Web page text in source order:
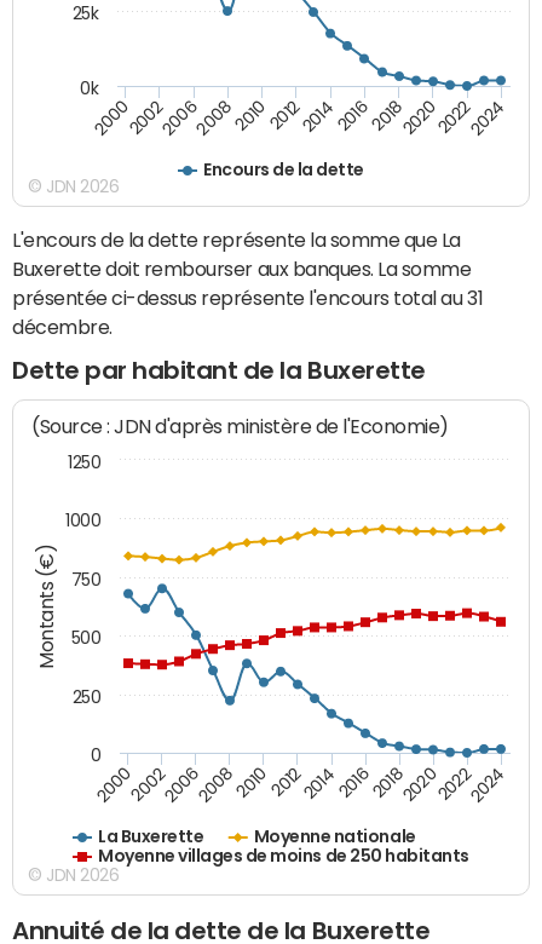
Encours de la dette
200020022006200820102012201420162018202020222024
0k
25k
© JDN 2026
L'encours de la dette représente la somme que La
Buxerette doit rembourser aux banques. La somme
présentée ci-dessus représente l'encours total au 31
décembre.
Dette par habitant de la Buxerette
Montants (€)
(Source : JDN d'après ministère de l'Economie)
La Buxerette
Moyenne nationale
Moyenne villages de moins de 250 habitants
200020022006200820102012201420162018202020222024
0
250
500
750
1000
1250
© JDN 2026
Annuité de la dette de la Buxerette